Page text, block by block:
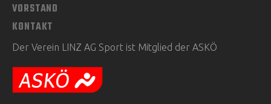
VORSTAND
KONTAKT
Der Verein LINZ AG Sport ist Mitglied der ASKÖ